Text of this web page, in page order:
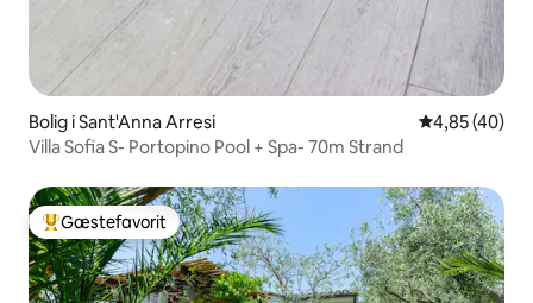
Bolig i Sant'Anna Arresi 4,85 ud af 5 i
4,85 (40)
Villa Sofia S- Portopino Pool + Spa- 70m Strand
Bedste gæstefavorit
Gæstefavorit